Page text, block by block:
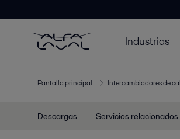
Industrias
Pantalla principal Intercambiadores de
Descargas Servicios relacionados